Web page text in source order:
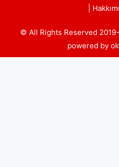
© All Rights Reserved
powered by